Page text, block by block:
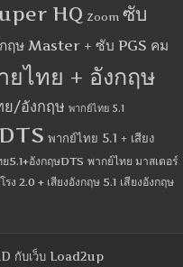
HQ Zoom ซับ
ฤษ Master + ซับ PGS คม
ยไทย + อังกฤษ
ย/อังกฤษ พากย์ไทย 5.1
พากย์ไทย 5.1 + เสียง
5.1+อังกฤษDTS พากย์ไทย มาสเตอร์
ง 2.0 + เสียงอังกฤษ 5.1 เสียงอังกฤษ
กับเว็บ Load2up